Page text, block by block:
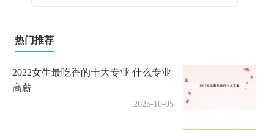
热门推荐
2022女生最吃香的十大专业 什么专业
高薪
2025-10-05